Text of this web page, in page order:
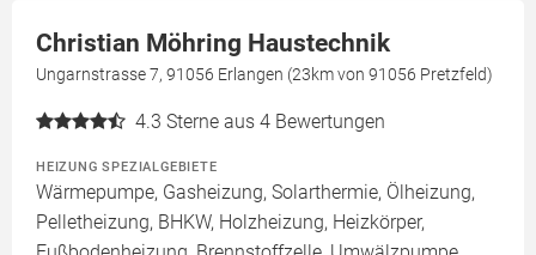
Christian Möhring Haustechnik
Ungarnstrasse 7, 91056 Erlangen (23km von 91056 Pretzfeld)
4.3 Sterne aus 4 Bewertungen
HEIZUNG SPEZIALGEBIETE
Wärmepumpe, Gasheizung, Solarthermie, Ölheizung,
Pelletheizung, BHKW, Holzheizung, Heizkörper,